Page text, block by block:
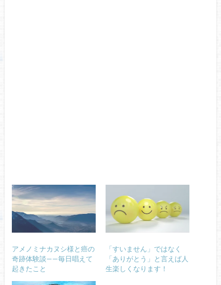
アメノミナカヌシ様と癌の
奇跡体験談——毎日唱えて
起きたこと
「すいません」ではなく
「ありがとう」と言えば人
生楽しくなります！